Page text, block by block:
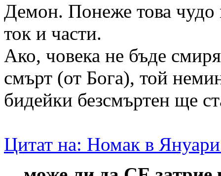
Демон. Понеже това чудо
ток и части.
Ако, човека не бъде
смърт (от Бога), той
бидейки безсмъртен ще
Цитат на: Номак в